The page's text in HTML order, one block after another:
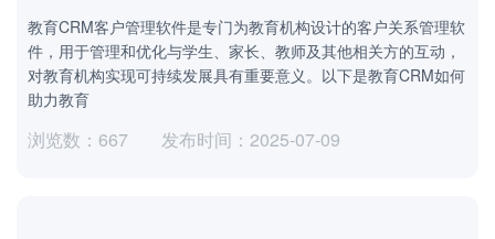
教育CRM客户管理软件是专门为教育机构设计的客户关系管理软
件，用于管理和优化与学生、家长、教师及其他相关方的互动，
对教育机构实现可持续发展具有重要意义。以下是教育CRM如何
助力教育
浏览数：667 发布时间：2025-07-09